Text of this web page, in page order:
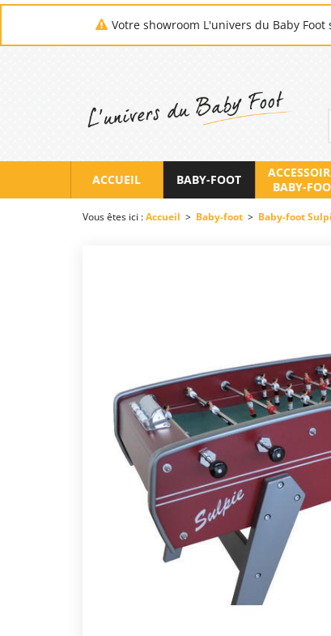
Votre showroom L'univers du Baby
ACCUEIL BABY-FOOT
BABY-
Vous êtes ici :Accueil > Baby-foot > Baby-foot